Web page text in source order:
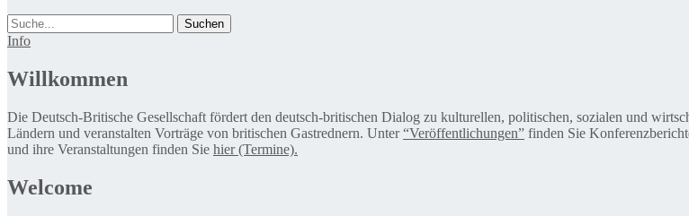
Suche
Info
Willkommen
Die Deutsch-Britische Gesellschaft fördert den deutsch-britischen Dialog zu kulturellen, politischen, sozialen und
Ländern und veranstalten Vorträge von britischen Gastrednern. Unter“Veröffentlichungen” finden Sie
und ihre Veranstaltungen finden Sie hier (Termine).
Welcome